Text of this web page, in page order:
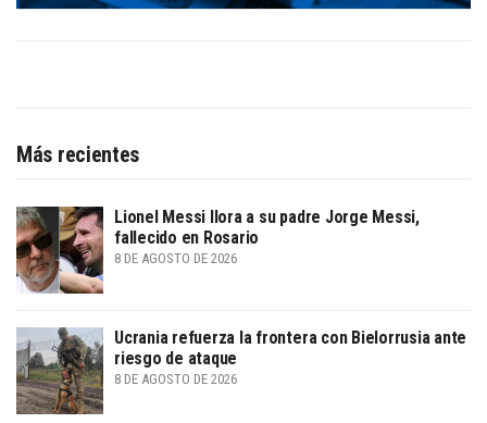
Más recientes
Lionel Messi llora a su padre Jorge Messi,
fallecido en Rosario
8 DE AGOSTO DE 2026
Ucrania refuerza la frontera con Bielorrusia ante
riesgo de ataque
8 DE AGOSTO DE 2026